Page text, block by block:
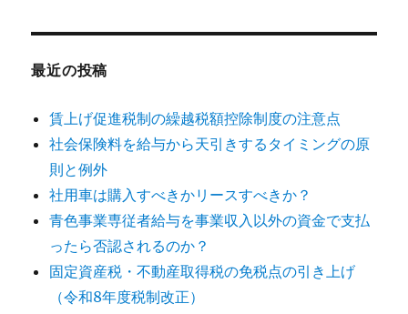
最近の投稿
賃上げ促進税制の繰越税額控除制度の注意点
社会保険料を給与から天引きするタイミングの原
則と例外
社用車は購入すべきかリースすべきか？
青色事業専従者給与を事業収入以外の資金で支払
ったら否認されるのか？
固定資産税・不動産取得税の免税点の引き上げ
（令和8年度税制改正）